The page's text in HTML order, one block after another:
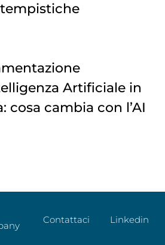
Artificiale in
cosa cambia con l’AI
Contattaci Linkedin